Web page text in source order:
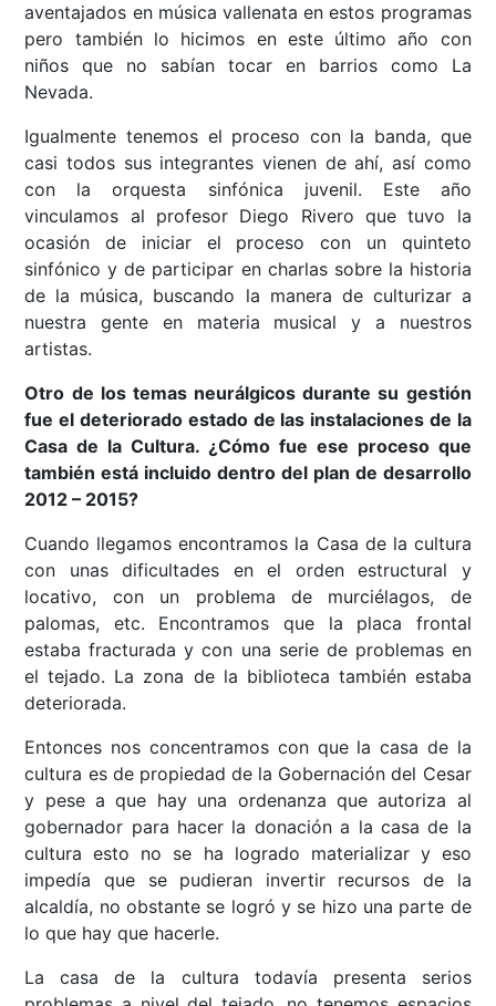
aventajados en música vallenata en estos programas
pero también lo hicimos en este último año con
niños que no sabían tocar en barrios como La
Nevada.
Igualmente tenemos el proceso con la banda, que
casi todos sus integrantes vienen de ahí, así como
con la orquesta sinfónica juvenil. Este año
vinculamos al profesor Diego Rivero que tuvo la
ocasión de iniciar el proceso con un quinteto
sinfónico y de participar en charlas sobre la historia
de la música, buscando la manera de culturizar a
nuestra gente en materia musical y a nuestros
artistas.
Otro de los temas neurálgicos durante su gestión
fue el deteriorado estado de las instalaciones de la
Casa de la Cultura. ¿Cómo fue ese proceso que
también está incluido dentro del plan de desarrollo
2012 – 2015?
Cuando llegamos encontramos la Casa de la cultura
con unas dificultades en el orden estructural y
locativo, con un problema de murciélagos, de
palomas, etc. Encontramos que la placa frontal
estaba fracturada y con una serie de problemas en
el tejado. La zona de la biblioteca también estaba
deteriorada.
Entonces nos concentramos con que la casa de la
cultura es de propiedad de la Gobernación del Cesar
y pese a que hay una ordenanza que autoriza al
gobernador para hacer la donación a la casa de la
cultura esto no se ha logrado materializar y eso
impedía que se pudieran invertir recursos de la
alcaldía, no obstante se logró y se hizo una parte de
lo que hay que hacerle.
La casa de la cultura todavía presenta serios